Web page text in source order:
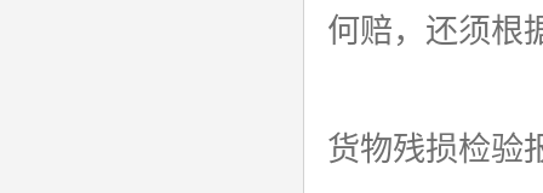
何赔，还须根
货物残损检验